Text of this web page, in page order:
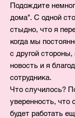
Подождите
дома". С одной
стыдно, что я
когда мы
с другой
новость и я
сотрудника.
Что случилось?
уверенность, что
будет работать